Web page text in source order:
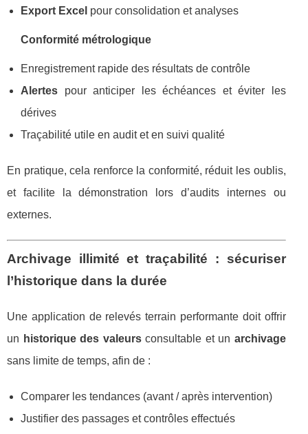
Export Excel pour consolidation et analyses
Conformité métrologique
Enregistrement rapide des résultats de contrôle
Alertes pour anticiper les échéances et éviter les
dérives
Traçabilité utile en audit et en suivi qualité
En pratique, cela renforce la conformité, réduit les oublis,
et facilite la démonstration lors d’audits internes ou
externes.
Archivage illimité et traçabilité : sécuriser
l’historique dans la durée
Une application de relevés terrain performante doit offrir
un historique des valeursconsultable et un archivage
sans limite de temps, afin de :
Comparer les tendances (avant / après intervention)
Justifier des passages et contrôles effectués